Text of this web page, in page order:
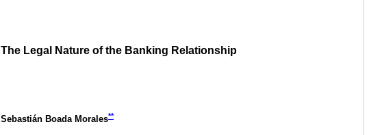
The Legal Nature of the Banking Relationship
Sebastián Boada Morales**